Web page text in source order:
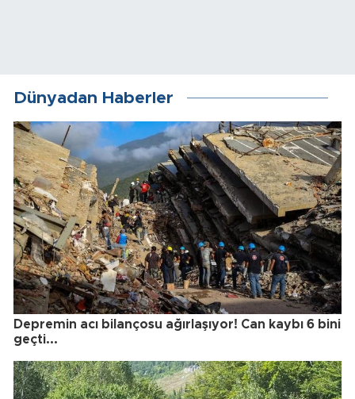
Dünyadan Haberler
Depremin acı bilançosu ağırlaşıyor! Can kaybı 6 bini
geçti...